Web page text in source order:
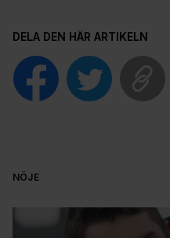
DELA DEN HÄR ARTIKELN
NÖJE